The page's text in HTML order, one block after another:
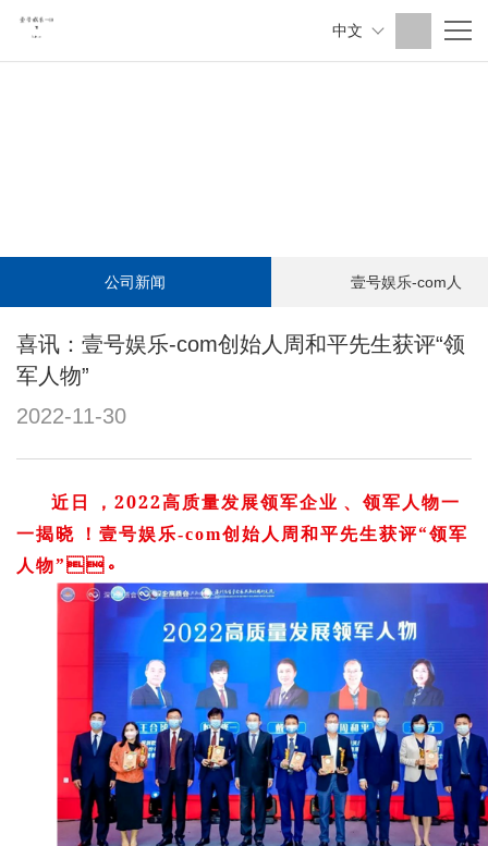
中文
公司新闻 壹号娱乐-com人
喜讯：壹号娱乐-com创始人周和平先生获评“领
军人物”
2022-11-30
近日， 2022高质量发展领军企业、领军人物一
一揭晓！壹号娱乐-com创始人周和平先生获评“领军
人物”。